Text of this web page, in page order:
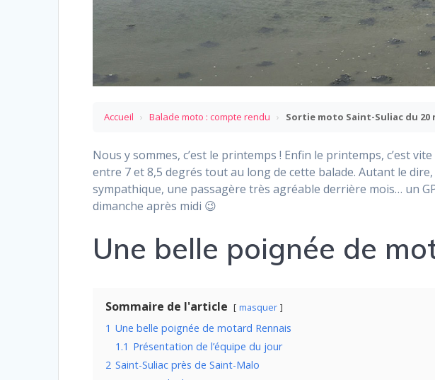
Accueil › Balade moto : compte rendu › Sortie moto Saint-Suliac du 20
Nous y sommes, c’est le printemps ! Enfin le printemps, c’est
entre 7 et 8,5 degrés tout au long de cette balade. Autant le
sympathique, une passagère très agréable derrière mois… un
dimanche après midi 😉
Une belle poignée de
Sommaire de l'article masquer
1 Une belle poignée de motard Rennais
1.1 Présentation de l’équipe du jour
2 Saint-Suliac près de Saint-Malo